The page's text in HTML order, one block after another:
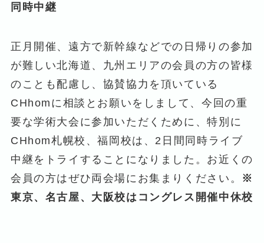
同時中継
正月開催、遠方で新幹線などでの日帰りの参加
が難しい北海道、九州エリアの会員の方の皆様
のことも配慮し、協賛協力を頂いている
CHhomに相談とお願いをしまして、今回の重
要な学術大会に参加いただくために、特別に
CHhom札幌校、福岡校は、2日間同時ライブ
中継をトライすることになりました。お近くの
会員の方はぜひ両会場にお集まりください。 ※
東京、名古屋、大阪校はコングレス開催中休校